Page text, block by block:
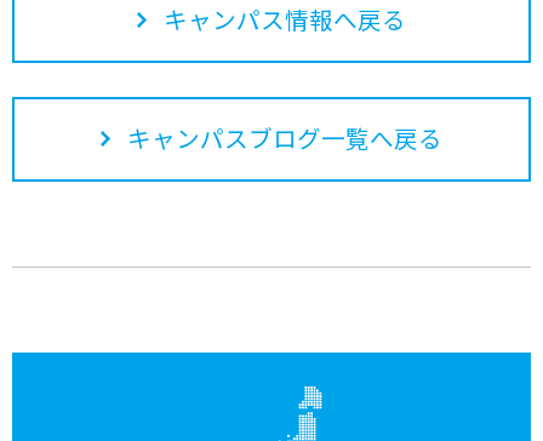
キャンパス情報へ戻る
キャンパスブログ一覧へ戻る